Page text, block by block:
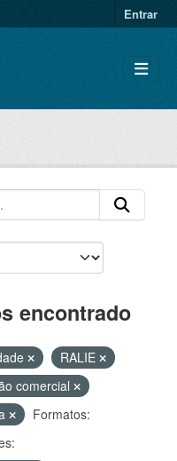
Entrar
encontrado
RALIE
comercial
Formatos: